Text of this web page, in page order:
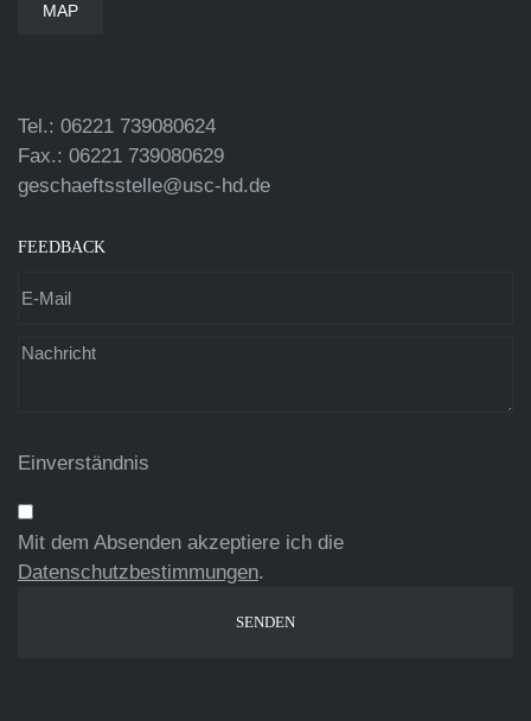
MAP
Tel.: 06221 739080624
Fax.: 06221 739080629
geschaeftsstelle@usc-hd.de
FEEDBACK
Einverständnis
Mit dem Absenden akzeptiere ich die
Datenschutzbestimmungen.